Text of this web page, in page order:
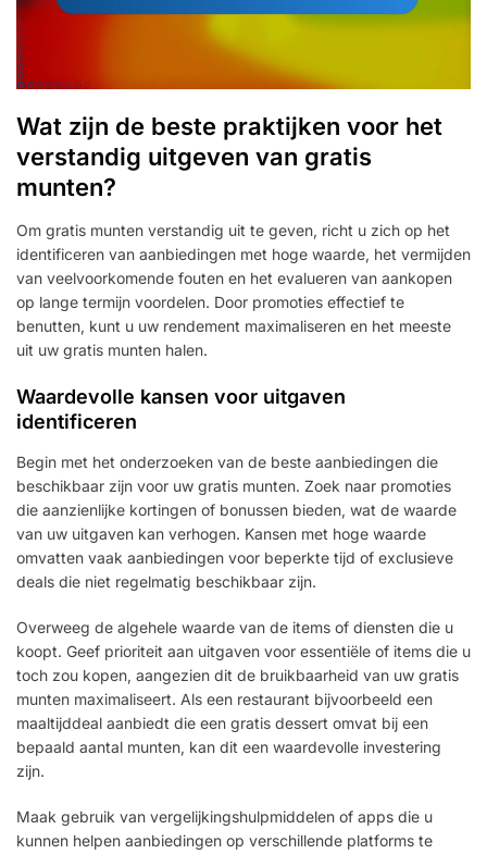
Wat zijn de beste praktijken voor het
verstandig uitgeven van gratis
munten?
Om gratis munten verstandig uit te geven, richt u zich op het
identificeren van aanbiedingen met hoge waarde, het vermijden
van veelvoorkomende fouten en het evalueren van aankopen
op lange termijn voordelen. Door promoties effectief te
benutten, kunt u uw rendement maximaliseren en het meeste
uit uw gratis munten halen.
Waardevolle kansen voor uitgaven
identificeren
Begin met het onderzoeken van de beste aanbiedingen die
beschikbaar zijn voor uw gratis munten. Zoek naar promoties
die aanzienlijke kortingen of bonussen bieden, wat de waarde
van uw uitgaven kan verhogen. Kansen met hoge waarde
omvatten vaak aanbiedingen voor beperkte tijd of exclusieve
deals die niet regelmatig beschikbaar zijn.
Overweeg de algehele waarde van de items of diensten die u
koopt. Geef prioriteit aan uitgaven voor essentiële of items die u
toch zou kopen, aangezien dit de bruikbaarheid van uw gratis
munten maximaliseert. Als een restaurant bijvoorbeeld een
maaltijddeal aanbiedt die een gratis dessert omvat bij een
bepaald aantal munten, kan dit een waardevolle investering
zijn.
Maak gebruik van vergelijkingshulpmiddelen of apps die u
kunnen helpen aanbiedingen op verschillende platforms te